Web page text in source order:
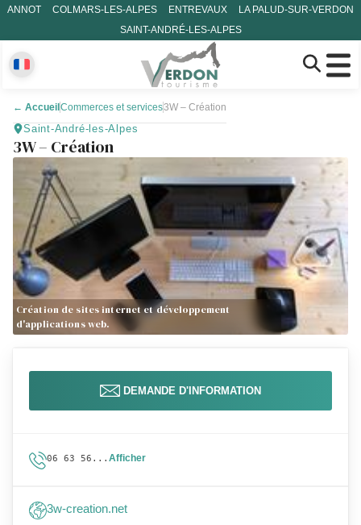
ANNOT COLMARS-LES-ALPES ENTREVAUX
LA PALUD-SUR-VERDON
SAINT-ANDRÉ-LES-ALPES
← Accueil Commerces et services3W – Création
Saint-André-les-Alpes
3W – Création
Création de sites internet et développement
d'applications web.
DEMANDE D'INFORMATION
06 63 56... Afficher
3w-creation.net